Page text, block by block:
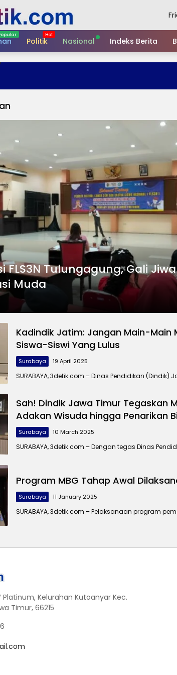
Politik Nasional Indeks Berita
FLS3N Tulungagung, Gali
Muda
Kadindik Jatim: Jangan Main-Main
Siswa-Siswi Yang Lulus
Surabaya 19 April 2025
SURABAYA, 3detik.com – Dinas Pendidikan (Dindik)
Sah! Dindik Jawa Timur Tegaskan
Adakan Wisuda hingga Penarikan
Surabaya 10 March 2025
SURABAYA, 3detik.com – Dengan tegas Dinas
Program MBG Tahap Awal
Surabaya 11 January 2025
SURABAYA, 3detik.com – Pelaksanaan program
Platinum, Kelurahan Kutoanyar Kec.
Timur, 66215